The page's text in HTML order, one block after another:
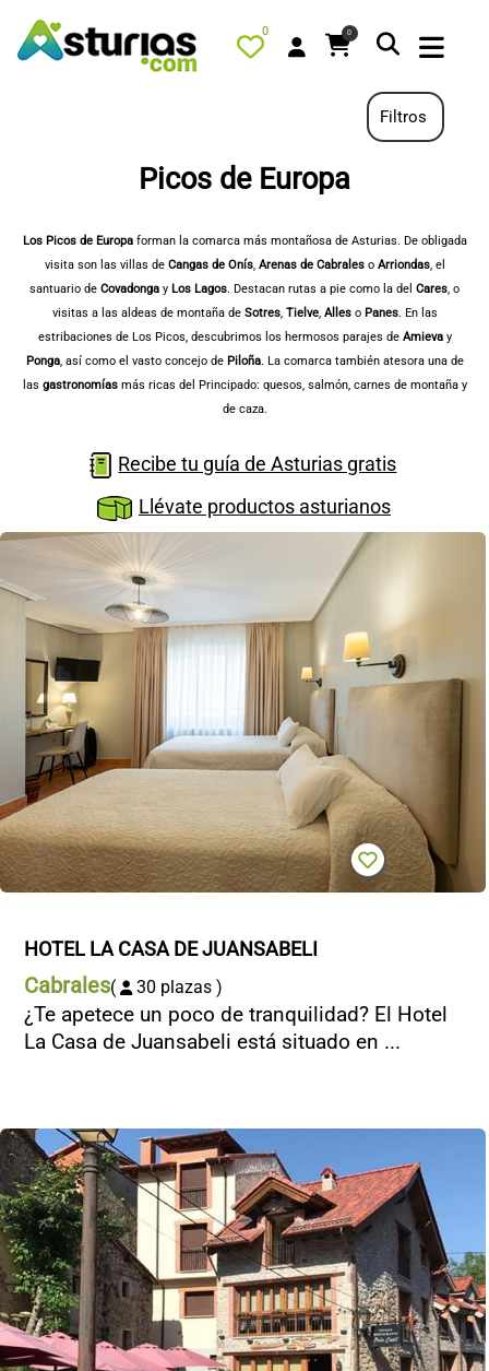
0 0
QUÉ HACER
ALOJAMIENTOS
RESTAURANTES
TURISMO ACTIVO
TIENDA
OFERTAS
CONTACTO
Filtros
Picos de Europa
Los Picos de Europaforman la comarca más montañosa de Asturias. De obligada
visita son las villas de Cangas de Onís, Arenas de Cabraleso Arriondas, el
santuario de Covadonga y Los Lagos. Destacan rutas a pie como la del Cares, o
visitas a las aldeas de montaña de Sotres, Tielve, Alleso Panes. En las
estribaciones de Los Picos, descubrimos los hermosos parajes de Amievay
Ponga, así como el vasto concejo de Piloña. La comarca también atesora una de
las gastronomíasmás ricas del Principado: quesos, salmón, carnes de montaña y
de caza.
Recibe tu guía de Asturias gratis
Llévate productos asturianos
HOTEL LA CASA DE JUANSABELI
Cabrales( 30 plazas )
¿Te apetece un poco de tranquilidad? El Hotel
La Casa de Juansabeli está situado en ...